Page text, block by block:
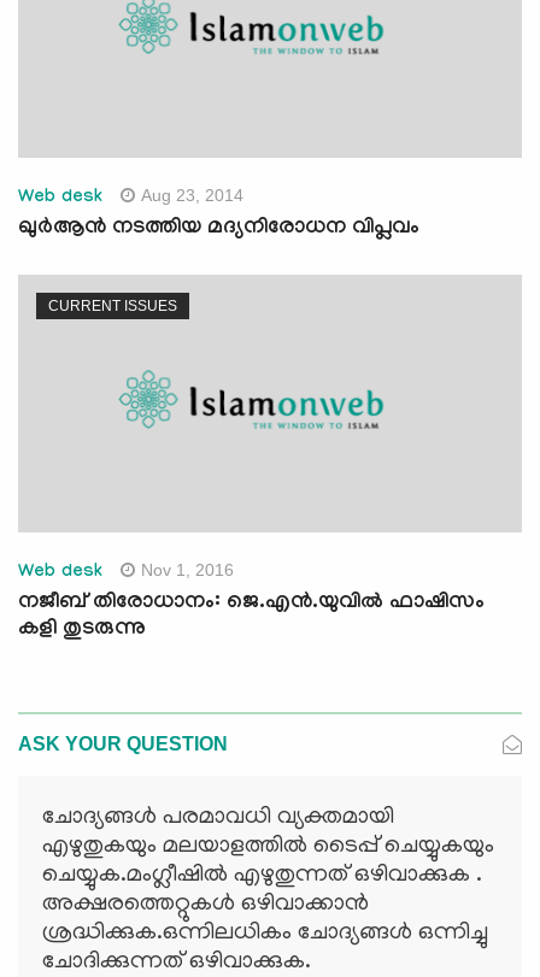
Web desk Aug 23, 2014
ഖുര്‍ആന്‍ നടത്തിയ മദ്യനിരോധന വിപ്ലവം
CURRENT ISSUES
Web desk Nov 1, 2016
നജീബ് തിരോധാനം: ജെ.എന്‍.യുവില്‍ ഫാഷിസം
കളി തുടരുന്നു
ASK YOUR QUESTION
ചോദ്യങ്ങള്‍ പരമാവധി വ്യക്തമായി
എഴുതുകയും മലയാളത്തില്‍ ടൈപ്പ് ചെയ്യുകയും
ചെയ്യുക.മംഗ്ലീഷില്‍ എഴുതുന്നത് ഒഴിവാക്കുക .
അക്ഷരത്തെറ്റുകള്‍ ഒഴിവാക്കാന്‍
ശ്രദ്ധിക്കുക.ഒന്നിലധികം ചോദ്യങ്ങള്‍ ഒന്നിച്ചു
ചോദിക്കുന്നത് ഒഴിവാക്കുക.